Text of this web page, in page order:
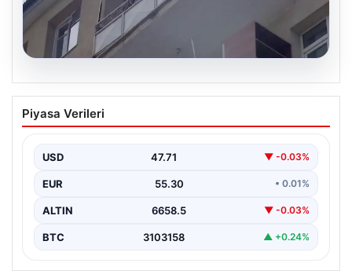
Korku dolu anlar! Eşini barışmaya ikna
edemeyince çocuklarını balkonda rehin
Piyasa Verileri
USD 47.71 ▼ -0.03%
EUR 55.30 • 0.01%
ALTIN 6658.5 ▼ -0.03%
BTC 3103158 ▲ +0.24%